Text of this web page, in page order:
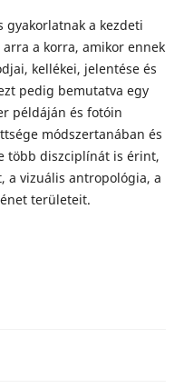
a kezdeti
a korra, amikor ennek
kellékei, jelentése és
pedig bemutatva egy
példáján és fotóin
módszertanában és
több diszciplínát is érint,
a vizuális antropológia, a
területeit.